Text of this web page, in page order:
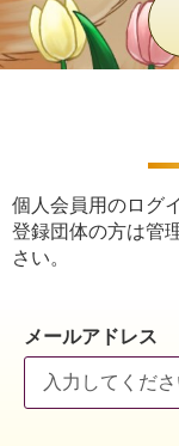
個人会員用のログ
登録団体の方は管
さい。
メールアドレス